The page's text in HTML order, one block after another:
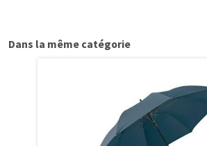
Dans la même catégorie